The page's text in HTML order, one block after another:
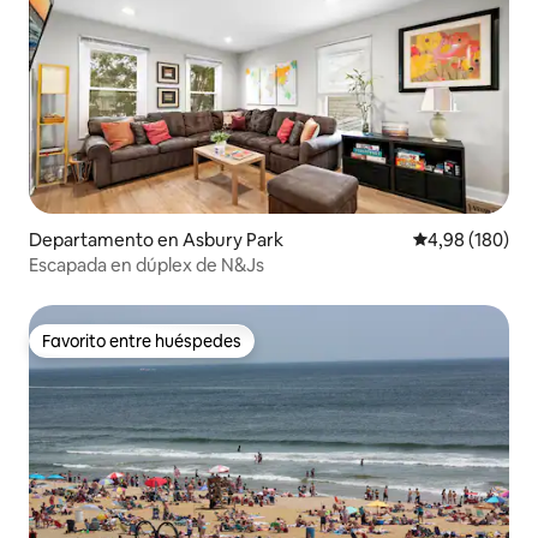
Departamento en Asbury Park Calificación
4,98 (180)
Escapada en dúplex de N&Js
Favorito entre huéspedes
Favorito entre huéspedes